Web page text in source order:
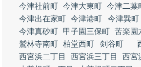
今津社前町 今津大東町 今津二葉
今津出在家町 今津港町 今津巽町
今津真砂町
甲子園三保町 苦楽園
鷲林寺南町 柏堂西町 剣谷町
西宮浜二丁目
西宮浜三丁目
西宮